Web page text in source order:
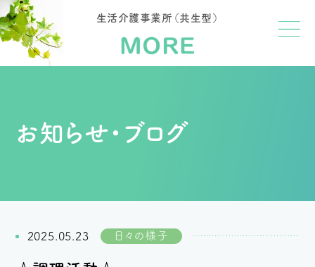
生活介護事業所（共生型）
お知らせ・ブログ
2025.05.23 日々の様子